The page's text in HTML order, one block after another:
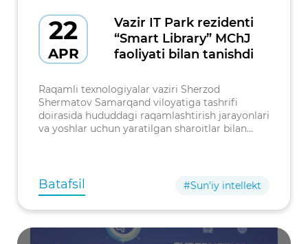
22
APR
Vazir IT Park rezidenti
“Smart Library” MChJ
faoliyati bilan tanishdi
Raqamli texnologiyalar vaziri Sherzod
Shermatov Samarqand viloyatiga tashrifi
doirasida hududdagi raqamlashtirish jarayonlari
va yoshlar uchun yaratilgan sharoitlar bilan
Batafsil #Sun'iy intellekt